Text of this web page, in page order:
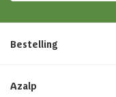
Bestelling
Azalp